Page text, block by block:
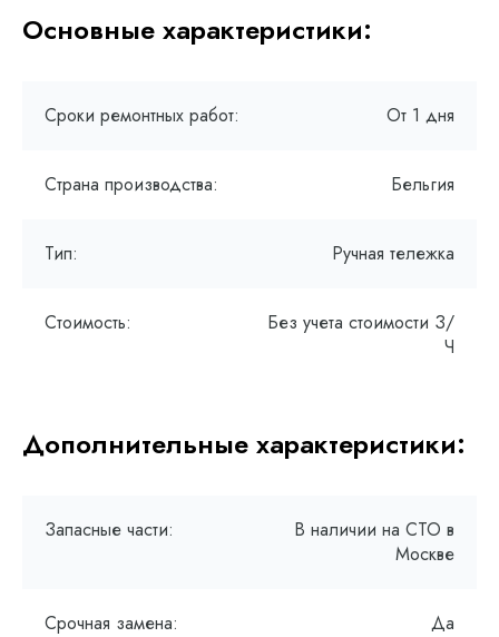
Основные характеристики:
Сроки ремонтных работ: От 1 дня
Страна производства: Бельгия
Тип: Ручная тележка
Стоимость:
Без учета стоимости З/
Ч
Дополнительные характеристики:
Запасные части:
В наличии на СТО в
Москве
Срочная замена: Да